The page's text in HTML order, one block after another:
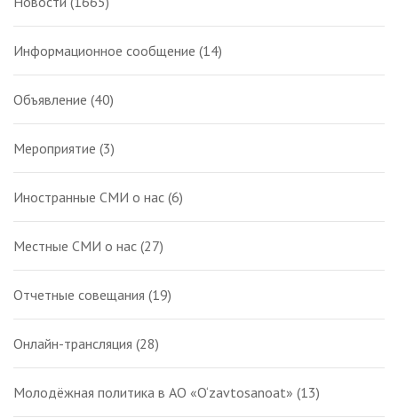
Информационное сообщение (14)
Объявление (40)
Мероприятие (3)
Иностранные СМИ о нас (6)
Местные СМИ о нас (27)
Отчетные совещания (19)
Онлайн-трансляция (28)
Молодёжная политика в АО «O‘zavtosanoat» (13)